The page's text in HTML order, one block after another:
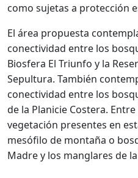
como sujetas a protección
El área propuesta
conectividad entre los
Biosfera El Triunfo y la
Sepultura. También
conectividad entre los
de la Planicie Costera.
vegetación presentes en
mesófilo de montaña o
Madre y los manglares de